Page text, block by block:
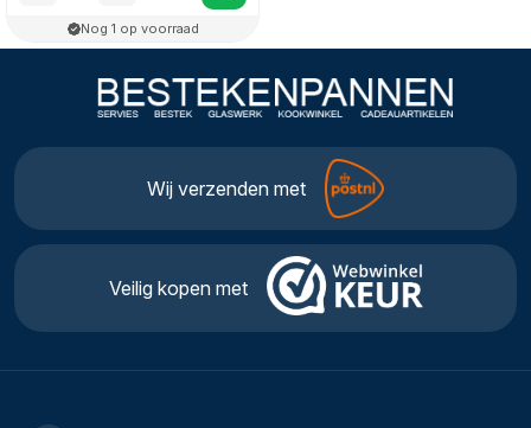
Nog 1 op voorraad
Wij verzenden met
Veilig kopen met